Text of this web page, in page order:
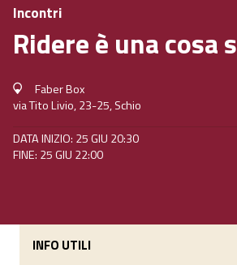
Incontri
Ridere è una cosa
Faber Box
via Tito Livio, 23-25, Schio
DATA INIZIO: 25 GIU 20:30
FINE: 25 GIU 22:00
INFO UTILI